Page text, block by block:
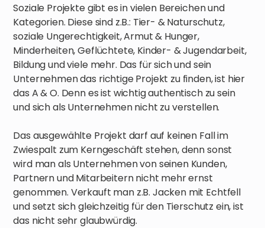
Soziale Projekte gibt es in vielen Bereichen und
Kategorien. Diese sind z.B.: Tier- & Naturschutz,
soziale Ungerechtigkeit, Armut & Hunger,
Minderheiten, Geflüchtete, Kinder- & Jugendarbeit,
Bildung und viele mehr. Das für sich und sein
Unternehmen das richtige Projekt zu finden, ist hier
das A & O. Denn es ist wichtig authentisch zu sein
und sich als Unternehmen nicht zu verstellen.
Das ausgewählte Projekt darf auf keinen Fall im
Zwiespalt zum Kerngeschäft stehen, denn sonst
wird man als Unternehmen von seinen Kunden,
Partnern und Mitarbeitern nicht mehr ernst
genommen. Verkauft man z.B. Jacken mit Echtfell
und setzt sich gleichzeitig für den Tierschutz ein, ist
das nicht sehr glaubwürdig.